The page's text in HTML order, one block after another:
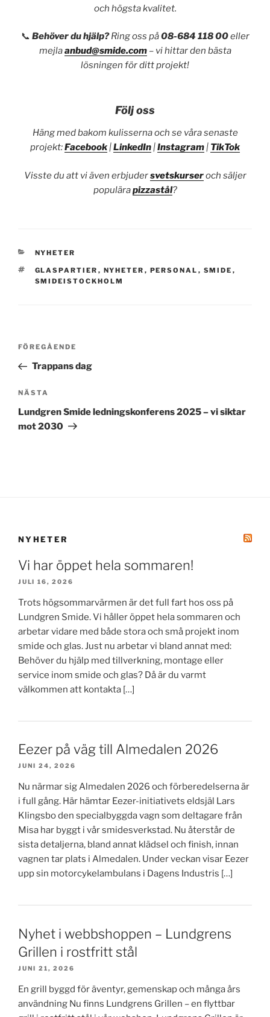
och högsta kvalitet.
📞 Behöver du hjälp?Ring oss på08-684 118 00eller
mejlaanbud@smide.com– vi hittar den bästa
lösningen för ditt projekt!
Följ oss
Häng med bakom kulisserna och se våra senaste
projekt:Facebook |LinkedIn |Instagram | TikTok
Visste du att vi även erbjudersvetskurseroch säljer
populärapizzastål?
KATEGORIER
NYHETER
TAGGAR
GLASPARTIER , NYHETER , PERSONAL , SMIDE ,
SMIDEISTOCKHOLM
Inläggsnavigering
Föregående
inlägg
FÖREGÅENDE
Trappans dag
Nästa
inlägg
NÄSTA
Lundgren Smide ledningskonferens 2025 – vi siktar
mot 2030
NYHETER
Vi har öppet hela sommaren!
JULI 16, 2026
Trots högsommarvärmen är det full fart hos oss på
Lundgren Smide. Vi håller öppet hela sommaren och
arbetar vidare med både stora och små projekt inom
smide och glas. Just nu arbetar vi bland annat med:
Behöver du hjälp med tillverkning, montage eller
service inom smide och glas? Då är du varmt
välkommen att kontakta […]
Eezer på väg till Almedalen 2026
JUNI 24, 2026
Nu närmar sig Almedalen 2026 och förberedelserna är
i full gång. Här hämtar Eezer-initiativets eldsjäl Lars
Klingsbo den specialbyggda vagn som deltagare från
Misa har byggt i vår smidesverkstad. Nu återstår de
sista detaljerna, bland annat klädsel och finish, innan
vagnen tar plats i Almedalen. Under veckan visar Eezer
upp sin motorcykelambulans i Dagens Industris […]
Nyhet i webbshoppen – Lundgrens
Grillen i rostfritt stål
JUNI 21, 2026
En grill byggd för äventyr, gemenskap och många års
användning Nu finns Lundgrens Grillen – en flyttbar